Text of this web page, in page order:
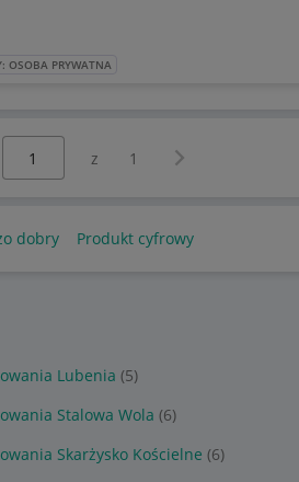
OSOBA PRYWATNA
z 1 Następna strona
dobry Produkt cyfrowy
Lubenia (5)
Stalowa Wola (6)
Skarżysko Kościelne (6)